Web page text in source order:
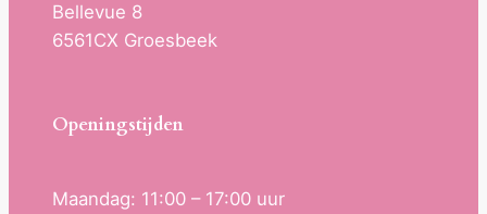
Bellevue 8
6561CX Groesbeek
Openingstijden
Maandag: 11:00 – 17:00 uur